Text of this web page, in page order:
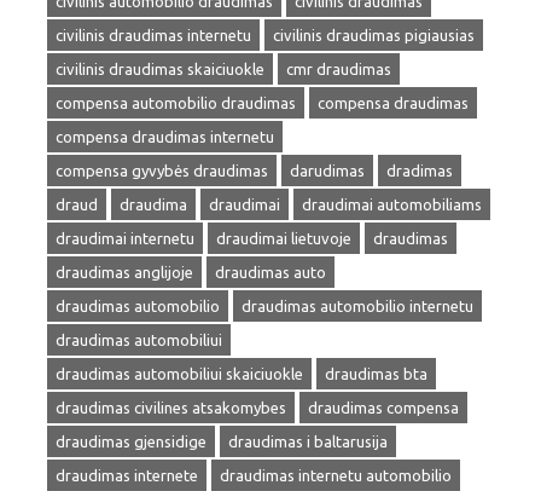
civilinis draudimas internetu
civilinis draudimas pigiausias
civilinis draudimas skaiciuokle
cmr draudimas
compensa automobilio draudimas
compensa draudimas
compensa draudimas internetu
compensa gyvybės draudimas
darudimas
dradimas
draud
draudima draudimai
draudimai automobiliams
draudimai internetu
draudimai lietuvoje
draudimas
draudimas anglijoje
draudimas auto
draudimas automobilio
draudimas automobilio internetu
draudimas automobiliui
draudimas automobiliui skaiciuokle
draudimas bta
draudimas civilines atsakomybes
draudimas compensa
draudimas gjensidige
draudimas i baltarusija
draudimas internete
draudimas internetu automobilio